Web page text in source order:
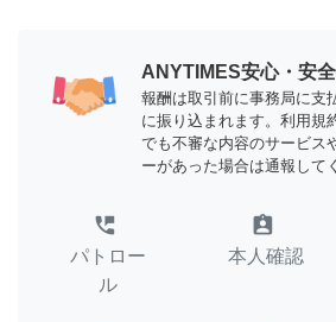
ANYTIMES安心・安
報酬は取引前に事務局に支
に振り込まれます。利用規
でも不審な内容のサービス
ーがあった場合は通報して
perm_phone_msg
パトロー
ル
assignment_ind
本人確認